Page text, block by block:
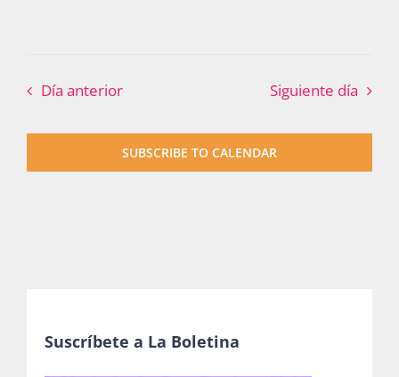
Día anterior Siguiente día
SUBSCRIBE TO CALENDAR
Suscríbete a La Boletina